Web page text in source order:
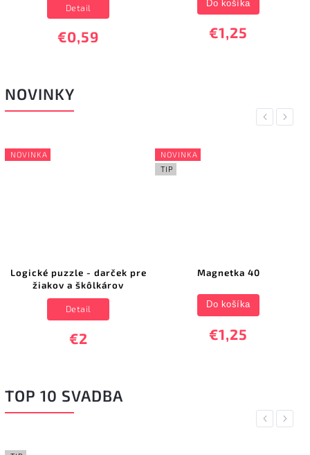
€0,59
Detail
€1,25
Do košíka
NOVINKY
Previous
NOVINKA
Logické puzzle - darček pre
žiakov a škôlkárov
€2
Detail
NOVINKA
TIP
Magnetka 40
€1,25
Do košíka
Next
TOP 10 SVADBA
Previous
Next